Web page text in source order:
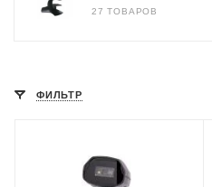
27 ТОВАРОВ
ФИЛЬТР